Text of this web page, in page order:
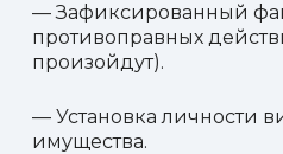
— Зафиксированный
противоправных
произойдут).
— Установка личности
имущества.